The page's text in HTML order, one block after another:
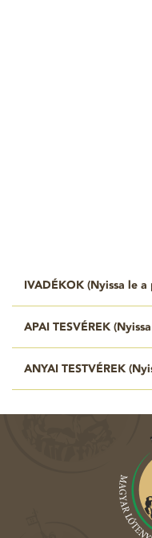
IVADÉKOK ( Nyissa le
APAI TESVÉREK (
ANYAI TESTVÉREK (